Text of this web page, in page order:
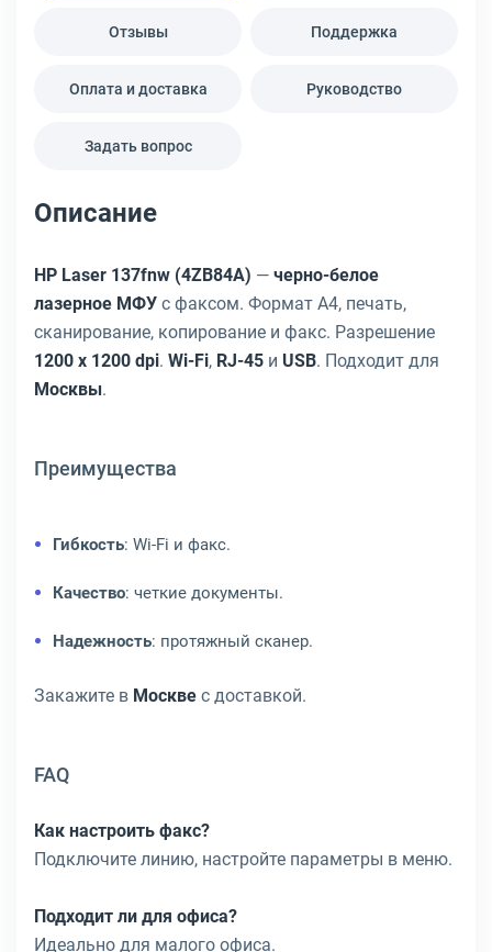
Отзывы Поддержка
Оплата и доставка Руководство
Задать вопрос
Описание
HP Laser 137fnw (4ZB84A) — черно-белое
лазерное МФУ с факсом. Формат A4, печать,
сканирование, копирование и факс. Разрешение
1200 x 1200 dpi. Wi-Fi, RJ-45 и USB. Подходит для
Москвы.
Преимущества
Гибкость: Wi-Fi и факс.
Качество: четкие документы.
Надежность: протяжный сканер.
Закажите в Москве с доставкой.
FAQ
Как настроить факс?
Подключите линию, настройте параметры в меню.
Подходит ли для офиса?
Идеально для малого офиса.